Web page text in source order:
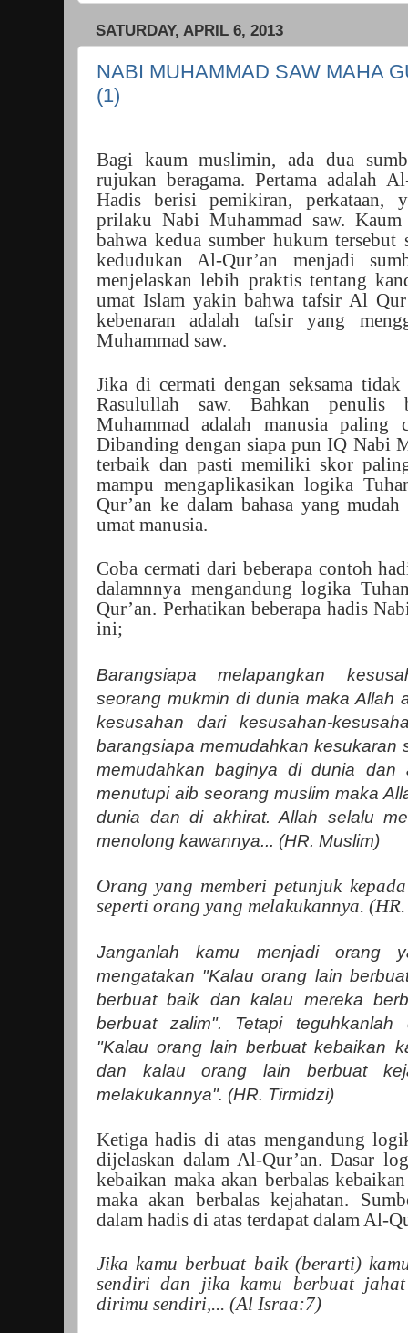
SATURDAY, APRIL 6, 2013
NABI MUHAMMAD SAW MAHA
(1)
Bagi kaum muslimin, ada dua
rujukan beragama. Pertama adalah
Hadis berisi pemikiran, perkataan,
prilaku Nabi Muhammad saw.
bahwa kedua sumber hukum tersebut
kedudukan Al-Qur’an menjadi
menjelaskan lebih praktis tentang
umat Islam yakin bahwa tafsir Al
kebenaran adalah tafsir yang
Muhammad saw.
Jika di cermati dengan seksama tidak
Rasulullah saw. Bahkan penulis
Muhammad adalah manusia
Dibanding dengan siapa pun IQ Nabi
terbaik dan pasti memiliki skor
mampu mengaplikasikan logika
Qur’an ke dalam bahasa yang
umat manusia.
Coba cermati dari beberapa contoh
dalamnnya mengandung logika
Qur’an. Perhatikan beberapa hadis
ini;
Barangsiapa melapangkan
seorang mukmin di dunia maka Allah
kesusahan dari kesusahan-
barangsiapa memudahkan kesukaran
memudahkan baginya di dunia dan
menutupi aib seorang muslim maka
dunia dan di akhirat. Allah selalu
menolong kawannya... (HR. Muslim)
Orang yang memberi petunjuk
seperti orang yang melakukannya.
Janganlah kamu menjadi orang
mengatakan "Kalau orang lain
berbuat baik dan kalau mereka
berbuat zalim". Tetapi teguhkanlah
"Kalau orang lain berbuat kebaikan
dan kalau orang lain berbuat
melakukannya". (HR. Tirmidzi)
Ketiga hadis di atas mengandung
dijelaskan dalam Al-Qur’an. Dasar
kebaikan maka akan berbalas
maka akan berbalas kejahatan.
dalam hadis di atas terdapat dalam Al-
Jika kamu berbuat baik (berarti)
sendiri dan jika kamu berbuat
dirimu sendiri,... (Al Israa:7)